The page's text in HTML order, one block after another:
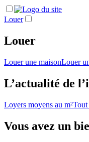
Louer
Louer
Louer une maisonLouer
L’actualité de
Loyers moyens au m²
Vous avez un